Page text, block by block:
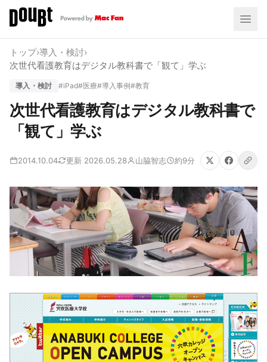
トップ›導入・検討›
次世代看護教育はデジタル教科書で「観て」学ぶ
導入・検討 #iPad#医療#導入事例#教育
次世代看護教育はデジタル教科書で
「観て」学ぶ
2014.10.04 更新 2026.05.28 山脇智志 約9分